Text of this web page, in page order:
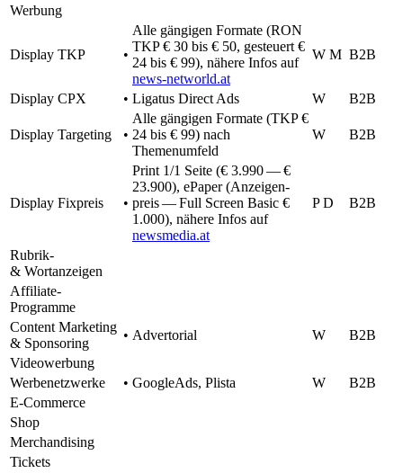
Werbung
Display TKP •
Alle gängi­gen Formate (RON
TKP€ 30 bis € 50, gesteu­ert €
24 bis € 99), nähere Infos auf
news-networld.at
W M B2B
Display CPX • Liga­tus Direct Ads W B2B
Display Targe­ting •
Alle gängi­gen Formate (TKP€
24 bis € 99) nach
Themenumfeld
W B2B
Display Fixpreis •
Print 1/1 Seite (€ 3.990 — €
23.900), ePaper (Anzei­gen­
preis — Full Screen Basic €
1.000), nähere Infos auf
newsmedia.at
P D B2B
Rubrik-
& Wortanzeigen
Affi­liate-
Programme
Content Marke­ting
& Sponsoring
• Adver­to­rial W
B2B
Video­wer­bung
Werbe­netz­werke
• Goog­leAds, Plista W
B2B
E‑Commerce
Shop
Merchan­di­sing
Tickets